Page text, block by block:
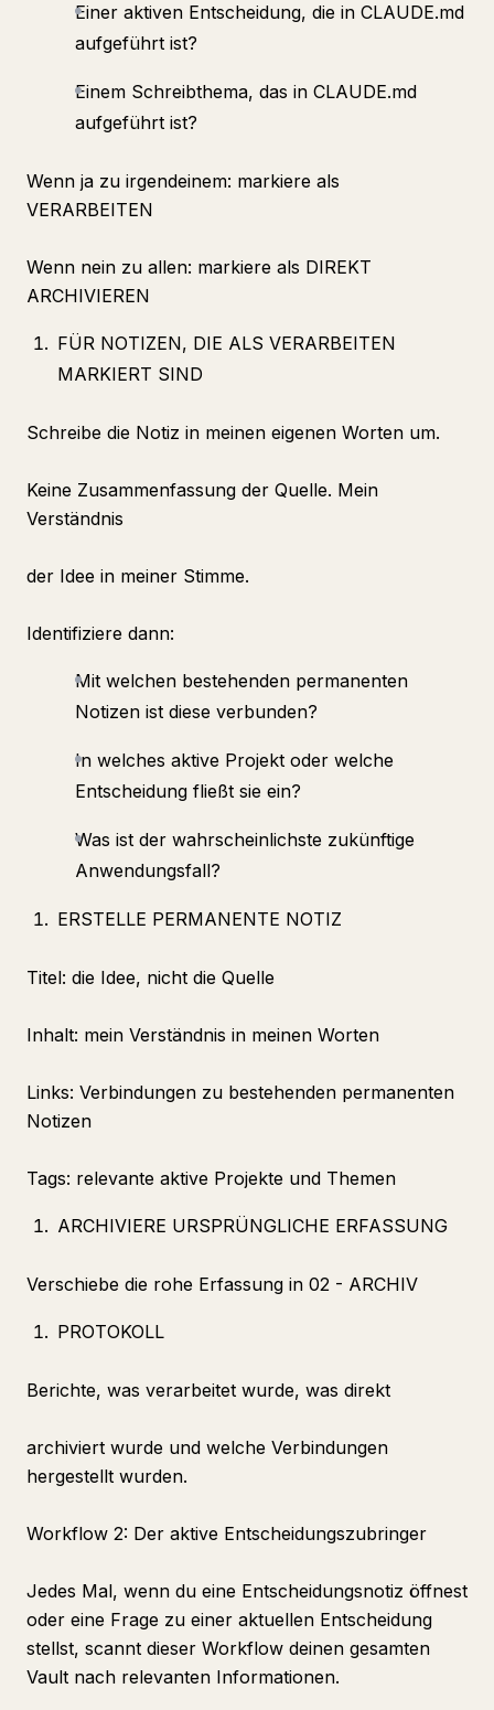
Einer aktiven Entscheidung, die in CLAUDE.md
aufgeführt ist?
Einem Schreibthema, das in CLAUDE.md
aufgeführt ist?
Wenn ja zu irgendeinem: markiere als
VERARBEITEN
Wenn nein zu allen: markiere als DIREKT
ARCHIVIEREN
FÜR NOTIZEN, DIE ALS VERARBEITEN
MARKIERT SIND
Schreibe die Notiz in meinen eigenen Worten um.
Keine Zusammenfassung der Quelle. Mein
Verständnis
der Idee in meiner Stimme.
Identifiziere dann:
Mit welchen bestehenden permanenten
Notizen ist diese verbunden?
In welches aktive Projekt oder welche
Entscheidung fließt sie ein?
Was ist der wahrscheinlichste zukünftige
Anwendungsfall?
ERSTELLE PERMANENTE NOTIZ
Titel: die Idee, nicht die Quelle
Inhalt: mein Verständnis in meinen Worten
Links: Verbindungen zu bestehenden permanenten
Notizen
Tags: relevante aktive Projekte und Themen
ARCHIVIERE URSPRÜNGLICHE ERFASSUNG
Verschiebe die rohe Erfassung in 02 - ARCHIV
PROTOKOLL
Berichte, was verarbeitet wurde, was direkt
archiviert wurde und welche Verbindungen
hergestellt wurden.
Workflow 2: Der aktive Entscheidungszubringer
Jedes Mal, wenn du eine Entscheidungsnotiz öffnest
oder eine Frage zu einer aktuellen Entscheidung
stellst, scannt dieser Workflow deinen gesamten
Vault nach relevanten Informationen.